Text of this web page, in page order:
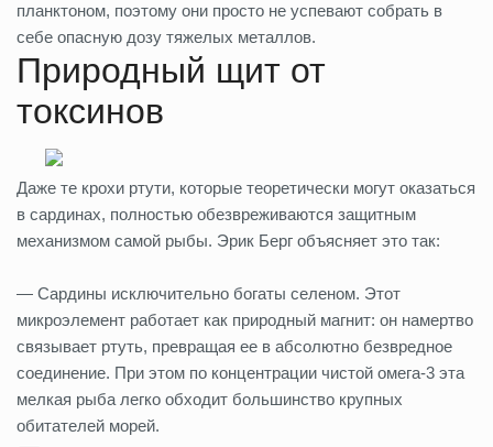
планктоном, поэтому они просто не успевают собрать в
себе опасную дозу тяжелых металлов.
Природный щит от
токсинов
Даже те крохи ртути, которые теоретически могут оказаться
в сардинах, полностью обезвреживаются защитным
механизмом самой рыбы. Эрик Берг объясняет это так:
— Сардины исключительно богаты селеном. Этот
микроэлемент работает как природный магнит: он намертво
связывает ртуть, превращая ее в абсолютно безвредное
соединение. При этом по концентрации чистой омега-3 эта
мелкая рыба легко обходит большинство крупных
обитателей морей.